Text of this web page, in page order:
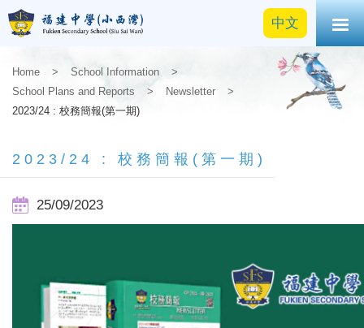
中文
Home > School Information
>
School Plans and Reports
> Newsletter
>
2023/24 : 校務簡報(第一期)
2023/24 : 校務簡報(第一期)
25/09/2023